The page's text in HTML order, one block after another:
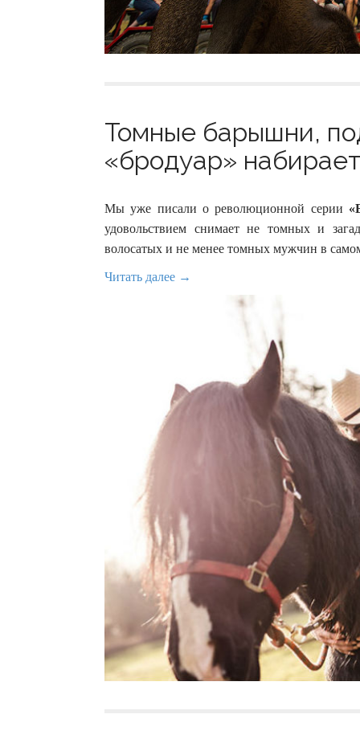
Томные барышни,
«бродуар»
Мы уже писали о революционной серии
удовольствием снимает не томных и
волосатых и не менее томных мужчин в
Читать далее →